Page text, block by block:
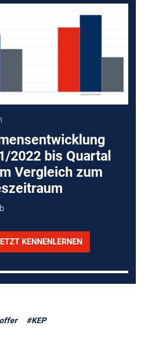
2022 bis Quartal
Vergleich zum
KENNENLERNEN
#KEP